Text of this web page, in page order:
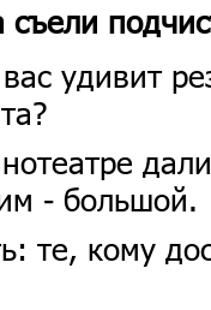
съели
удивит
- большой.
те, кому